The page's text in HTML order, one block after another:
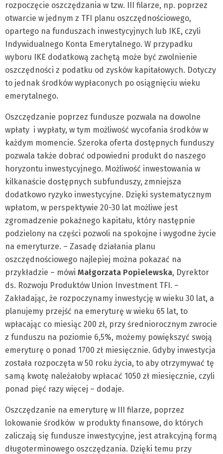
rozpoczęcie oszczędzania w tzw. III filarze, np. poprzez
otwarcie w jednym z TFI planu oszczędnościowego,
opartego na funduszach inwestycyjnych lub IKE, czyli
Indywidualnego Konta Emerytalnego. W przypadku
wyboru IKE dodatkową zachętą może być zwolnienie
oszczędności z podatku od zysków kapitałowych. Dotyczy
to jednak środków wypłaconych po osiągnięciu wieku
emerytalnego.
Oszczędzanie poprzez fundusze pozwala na dowolne
wpłaty i wypłaty, w tym możliwość wycofania środków w
każdym momencie. Szeroka oferta dostępnych funduszy
pozwala także dobrać odpowiedni produkt do naszego
horyzontu inwestycyjnego. Możliwość inwestowania w
kilkanaście dostępnych subfunduszy, zmniejsza
dodatkowo ryzyko inwestycyjne. Dzięki systematycznym
wpłatom, w perspektywie 20-30 lat możliwe jest
zgromadzenie pokaźnego kapitału, który następnie
podzielony na części pozwoli na spokojne i wygodne życie
na emeryturze. – Zasadę działania planu
oszczędnościowego najlepiej można pokazać na
przykładzie – mówi Małgorzata Popielewska, Dyrektor
ds. Rozwoju Produktów Union Investment TFI. –
Zakładając, że rozpoczynamy inwestycję w wieku 30 lat, a
planujemy przejść na emeryturę w wieku 65 lat, to
wpłacając co miesiąc 200 zł, przy średniorocznym zwrocie
z funduszu na poziomie 6,5%, możemy powiększyć swoją
emeryturę o ponad 1700 zł miesięcznie. Gdyby inwestycja
została rozpoczęta w 50 roku życia, to aby otrzymywać tę
samą kwotę należałoby wpłacać 1050 zł miesięcznie, czyli
ponad pięć razy więcej – dodaje.
Oszczędzanie na emeryturę w III filarze, poprzez
lokowanie środków w produkty finansowe, do których
zaliczają się fundusze inwestycyjne, jest atrakcyjną formą
długoterminowego oszczędzania. Dzięki temu przy